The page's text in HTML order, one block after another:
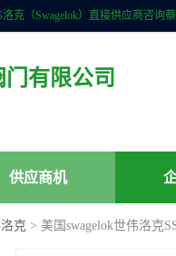
有限公司
供应商机
克 > 美国swagelok世伟洛克